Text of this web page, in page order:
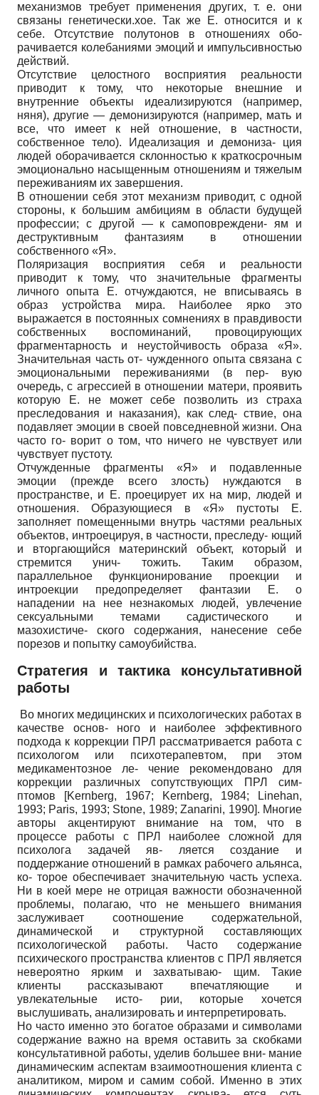
механизмов требует применения других, т. е. они
связаны генетически.хое. Так же Е. относится и к
себе. Отсутствие полутонов в отношениях обо-
рачивается колебаниями эмоций и импульсивностью
действий.
Отсутствие целостного восприятия реальности
приводит к тому, что некоторые внешние и
внутренние объекты идеализируются (например,
няня), другие — демонизируются (например, мать и
все, что имеет к ней отношение, в частности,
собственное тело). Идеализация и демониза- ция
людей оборачивается склонностью к краткосрочным
эмоционально насыщенным отношениям и тяжелым
переживаниям их завершения.
В отношении себя этот механизм приводит, с одной
стороны, к большим амбициям в области будущей
профессии; с другой — к самоповреждени- ям и
деструктивным фантазиям в отношении
собственного «Я».
Поляризация восприятия себя и реальности
приводит к тому, что значительные фрагменты
личного опыта Е. отчуждаются, не вписываясь в
образ устройства мира. Наиболее ярко это
выражается в постоянных сомнениях в правдивости
собственных воспоминаний, провоцирующих
фрагментарность и неустойчивость образа «Я».
Значительная часть от- чужденного опыта связана с
эмоциональными переживаниями (в пер- вую
очередь, с агрессией в отношении матери, проявить
которую Е. не может себе позволить из страха
преследования и наказания), как след- ствие, она
подавляет эмоции в своей повседневной жизни. Она
часто го- ворит о том, что ничего не чувствует или
чувствует пустоту.
Отчужденные фрагменты «Я» и подавленные
эмоции (прежде всего злость) нуждаются в
пространстве, и Е. проецирует их на мир, людей и
отношения. Образующиеся в «Я» пустоты Е.
заполняет помещенными внутрь частями реальных
объектов, интроецируя, в частности, преследу- ющий
и вторгающийся материнский объект, который и
стремится унич- тожить. Таким образом,
параллельное функционирование проекции и
интроекции предопределяет фантазии Е. о
нападении на нее незнакомых людей, увлечение
сексуальными темами садистического и
мазохистиче- ского содержания, нанесение себе
порезов и попытку самоубийства.
Стратегия и тактика консультативной
работы
Во многих медицинских и психологических работах в
качестве основ- ного и наиболее эффективного
подхода к коррекции ПРЛ рассматривается работа с
психологом или психотерапевтом, при этом
медикаментозное ле- чение рекомендовано для
коррекции различных сопутствующих ПРЛ сим-
птомов
[Kernberg, 1967; Kernberg, 1984;
Linehan,
1993; Paris, 1993; Stone, 1989;Zanarini, 1990]. Многие
авторы акцентируют внимание на том, что в
процессе работы с ПРЛ наиболее сложной для
психолога задачей яв- ляется создание и
поддержание отношений в рамках рабочего альянса,
ко- торое обеспечивает значительную часть успеха.
Ни в коей мере не отрицая важности обозначенной
проблемы, полагаю, что не меньшего внимания
заслуживает соотношение содержательной,
динамической и структурной составляющих
психологической работы. Часто содержание
психического пространства клиентов с ПРЛ является
невероятно ярким и захватываю- щим. Такие
клиенты рассказывают впечатляющие и
увлекательные исто- рии, которые хочется
выслушивать, анализировать и интерпретировать.
Но часто именно это богатое образами и символами
содержание важно на время оставить за скобками
консультативной работы, уделив большее вни- мание
динамическим аспектам взаимоотношения клиента с
аналитиком, миром и самим собой. Именно в этих